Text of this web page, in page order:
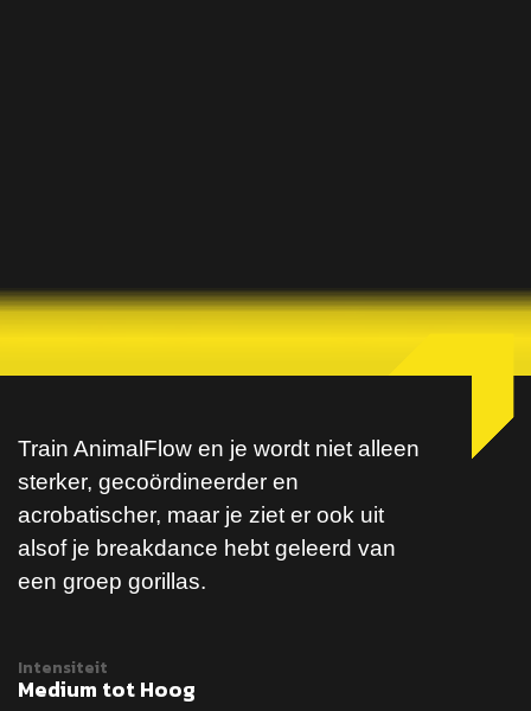
Train AnimalFlow en je wordt niet alleen
sterker, gecoördineerder en
acrobatischer, maar je ziet er ook uit
alsof je breakdance hebt geleerd van
een groep gorillas.
Intensiteit
Medium tot Hoog